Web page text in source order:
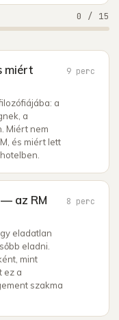
0 / 15
miért
a
a
Miért nem
és miért lett
9 perc
az RM
eladatlan
eladni.
mint
ez a
szakma
8 perc